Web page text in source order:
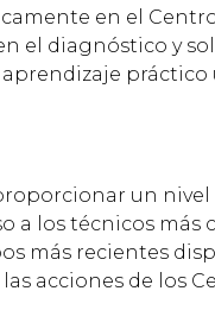
en el
el diagnóstico y
un
a los técnicos más
más recientes
acciones de los